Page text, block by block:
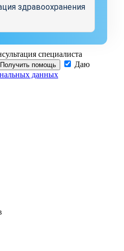
здравоохранения
специалиста
Получить помощь
Даю
данных